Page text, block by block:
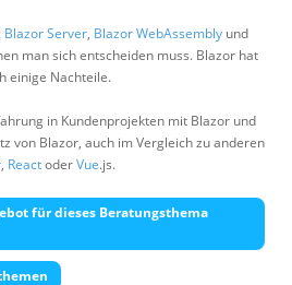
Blazor Server, Blazor WebAssembly und
man sich entscheiden muss. Blazor hat
einige Nachteile.
in Kundenprojekten mit Blazor und
von Blazor, auch im Vergleich zu anderen
, ReactoderVue.js.
für dieses Beratungsthema